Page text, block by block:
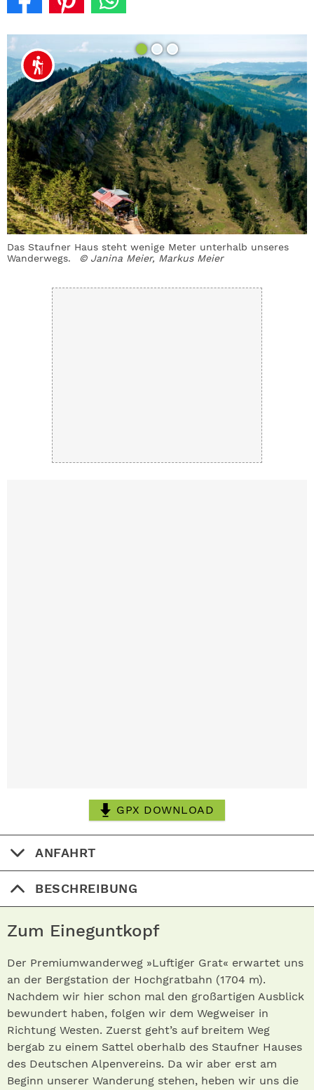
Das Staufner Haus steht wenige Meter unterhalb unseres
Wanderwegs.
© Janina Meier, Markus Meier
GPX DOWNLOAD
ANFAHRT
BESCHREIBUNG
Zum Eineguntkopf
Der Premiumwanderweg »Luftiger Grat« erwartet uns
an der Bergstation der Hochgratbahn (1704 m).
Nachdem wir hier schon mal den großartigen Ausblick
bewundert haben, folgen wir dem Wegweiser in
Richtung Westen. Zuerst geht’s auf breitem Weg
bergab zu einem Sattel oberhalb des Staufner Hauses
des Deutschen Alpenvereins. Da wir aber erst am
Beginn unserer Wanderung stehen, heben wir uns die